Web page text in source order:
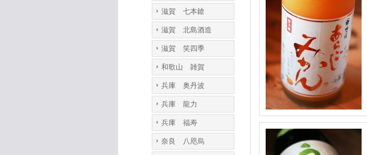
滋賀 七本鎗
滋賀 北島酒造
滋賀 笑四季
和歌山 雑賀
兵庫 奥丹波
兵庫 龍力
兵庫 福寿
奈良 八咫烏